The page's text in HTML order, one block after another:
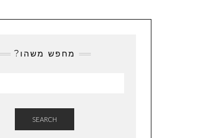
מחפש משהו?
SEARCH